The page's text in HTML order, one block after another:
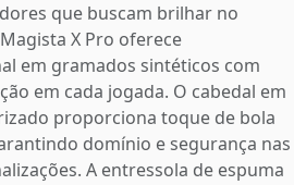
que buscam brilhar no
X Pro oferece
em gramados sintéticos com
em cada jogada. O cabedal em
proporciona toque de bola
domínio e segurança nas
A entressola de espuma